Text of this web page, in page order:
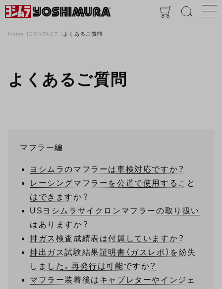
Home CONTACT よくあるご質問
よくあるご質問
マフラー編
ヨシムラのマフラーは車検対応ですか？
レーシングマフラーを公道で使用すること
はできますか？
USヨシムラサイクロンマフラーの取り扱い
はありますか？
排ガス検査成績表は付属していますか？
排出ガス試験結果証明書（ガスレポ）を紛失
しました。再発行は可能ですか？
マフラー装着後はキャブレターやインジェ